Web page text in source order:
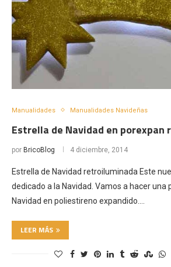
Manualidades Manualidades Navideñas
Estrella de Navidad en porexpan
por BricoBlog 4 diciembre, 2014
Estrella de Navidad retroiluminada Este
dedicado a la Navidad. Vamos a hacer una
Navidad en poliestireno expandido.…
LEER MÁS